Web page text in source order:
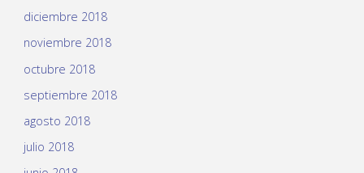
diciembre 2018
noviembre 2018
octubre 2018
septiembre 2018
agosto 2018
julio 2018